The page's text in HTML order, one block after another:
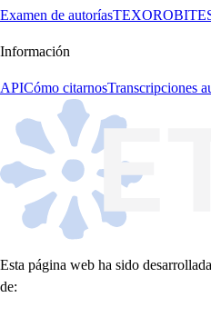
Examen de autoríasTEXORO
Información
APICómo citarnosTranscripciones
Esta página web ha sido
de: